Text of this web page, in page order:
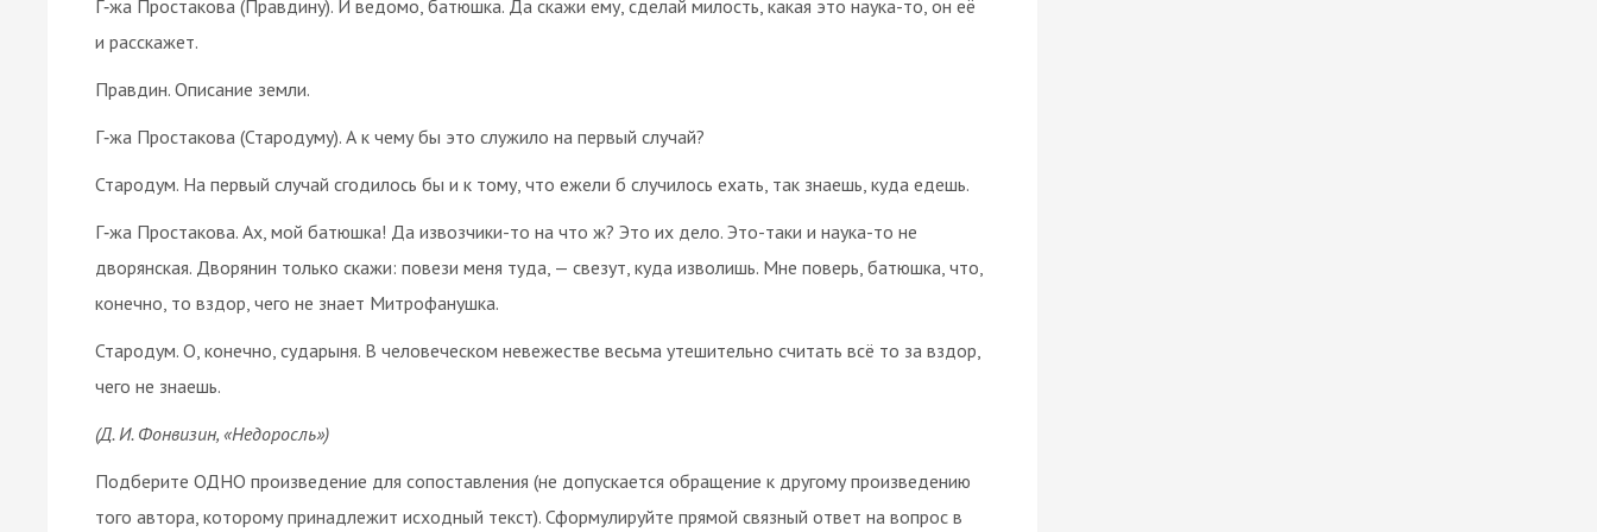
Г‑жа Простакова (Правдину). И ведомо, батюшка. Да скажи ему, сделай милость, какая это наука-то, он её
и расскажет.
Правдин. Описание земли.
Г‑жа Простакова (Стародуму). А к чему бы это служило на первый случай?
Стародум. На первый случай сгодилось бы и к тому, что ежели б случилось ехать, так знаешь, куда едешь.
Г‑жа Простакова. Ах, мой батюшка! Да извозчики-то на что ж? Это их дело. Это-таки и наука-то не
дворянская. Дворянин только скажи: повези меня туда, — свезут, куда изволишь. Мне поверь, батюшка, что,
конечно, то вздор, чего не знает Митрофанушка.
Стародум. О, конечно, сударыня. В человеческом невежестве весьма утешительно считать всё то за вздор,
чего не знаешь.
(Д. И. Фонвизин, «Недоросль»)
Подберите ОДНО произведение для сопоставления (не допускается обращение к другому произведению
того автора, которому принадлежит исходный текст). Сформулируйте прямой связный ответ на вопрос в